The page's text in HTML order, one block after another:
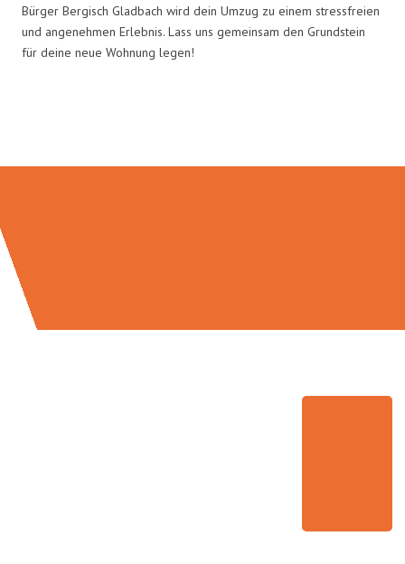
Bürger Bergisch Gladbach wird dein Umzug zu einem stressfreien
und angenehmen Erlebnis. Lass uns gemeinsam den Grundstein
für deine neue Wohnung legen!